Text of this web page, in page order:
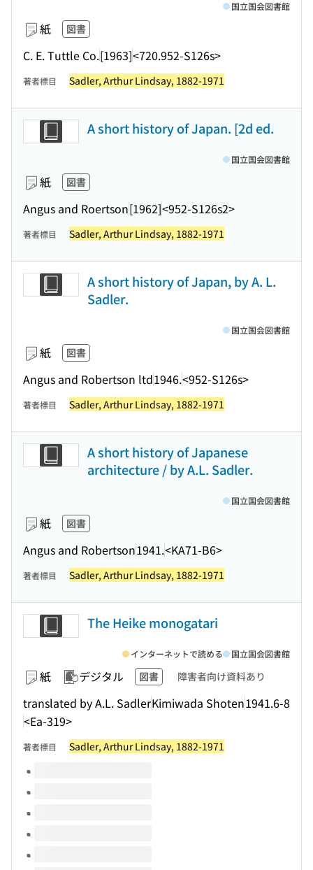
紙 図書
C. E. Tuttle Co.[1963]<720.952-S126s>
国立国会図書館
著者標目 Sadler, Arthur Lindsay, 1882-1971
A short history of Japan. [2d ed.
紙 図書
Angus and Roertson[1962]<952-S126s2>
国立国会図書館
著者標目 Sadler, Arthur Lindsay, 1882-1971
A short history of Japan, by A. L.
Sadler.
紙 図書
Angus and Robertson ltd1946.<952-S126s>
国立国会図書館
著者標目 Sadler, Arthur Lindsay, 1882-1971
A short history of Japanese
architecture / by A.L. Sadler.
紙 図書
Angus and Robertson1941.<KA71-B6>
国立国会図書館
著者標目 Sadler, Arthur Lindsay, 1882-1971
The Heike monogatari
紙 デジタル 図書 障害者向け資料あり
translated by A.L. SadlerKimiwada Shoten1941.6-8
<Ea-319>
インターネットで読める 国立国会図書館
著者標目 Sadler, Arthur Lindsay, 1882-1971
このタイトルの巻号